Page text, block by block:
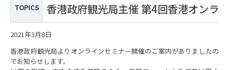
TOPICS 香港政府観光局主催 第4回香港オンラ
2021年3月8日
香港政府観光局よりオンラインセミナー開催のご案内がありましたの
でお知らせします。